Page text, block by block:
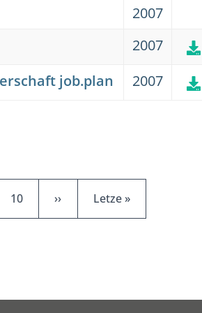
2007
2007
job.plan
2007
Page
10 Nächste Seite
›› Letzte Seite
Letze »